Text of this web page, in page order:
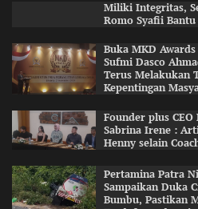
Miliki Integritas,
Romo Syafii
Buka MKD
Sufmi Dasco
Terus Melakukan
Kepentingan
Founder plus
Sabrina Irene :
Henny selain
Pertamina Patra
Sampaikan Duka
Bumbu, Pastikan